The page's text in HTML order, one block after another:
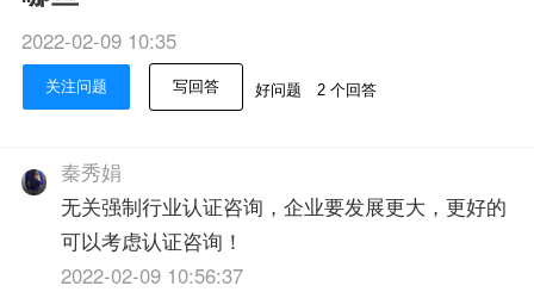
2022-02-09 10:35
关注问题 写回答 好问题 2 个回答
秦秀娟
无关强制行业认证咨询，企业要发展更大，更好的
可以考虑认证咨询！
2022-02-09 10:56:37